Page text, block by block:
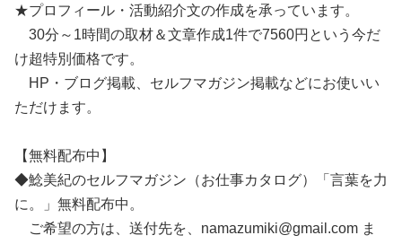
★プロフィール・活動紹介文の作成を承っています。
30分～1時間の取材＆文章作成1件で7560円という今だ
け超特別価格です。
HP・ブログ掲載、セルフマガジン掲載などにお使いい
ただけます。
【無料配布中】
◆鯰美紀のセルフマガジン（お仕事カタログ）「言葉を力
に。」無料配布中。
ご希望の方は、送付先を、namazumiki@gmail.com ま